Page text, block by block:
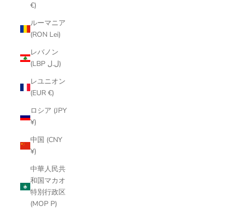
€)
ルーマニア
(RON Lei)
レバノン
(LBP ل.ل)
レユニオン
(EUR €)
ロシア (JPY
¥)
中国 (CNY
¥)
中華人民共
和国マカオ
特別行政区
(MOP P)